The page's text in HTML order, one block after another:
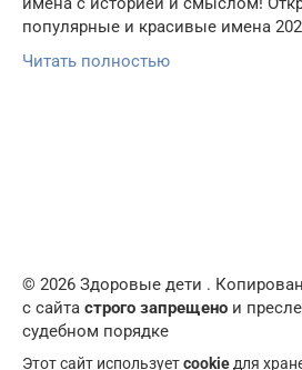
популярные и красивые имена
Читать полностью
© 2026 Здоровые дети .
с сайта строго запрещено и
судебном порядке
Этот сайт используетcookie для